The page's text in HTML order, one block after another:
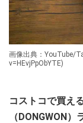
画像出典：YouTube/
v=HEvjPpObYTE)
コストコで買え
（DONGWON）